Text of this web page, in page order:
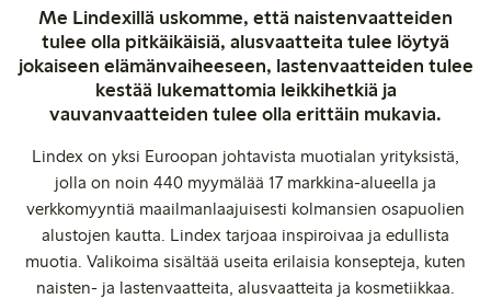
Me Lindexillä uskomme, että naistenvaatteiden
tulee olla pitkäikäisiä, alusvaatteita tulee löytyä
jokaiseen elämänvaiheeseen, lastenvaatteiden tulee
kestää lukemattomia leikkihetkiä ja
vauvanvaatteiden tulee olla erittäin mukavia.
Lindex on yksi Euroopan johtavista muotialan yrityksistä,
jolla on noin 440 myymälää 17 markkina-alueella ja
verkkomyyntiä maailmanlaajuisesti kolmansien osapuolien
alustojen kautta. Lindex tarjoaa inspiroivaa ja edullista
muotia. Valikoima sisältää useita erilaisia konsepteja, kuten
naisten- ja lastenvaatteita, alusvaatteita ja kosmetiikkaa.